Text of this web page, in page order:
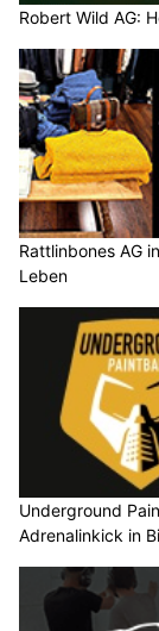
Robert Wild AG:
Rattlinbones AG
Leben
Underground
Adrenalinkick in